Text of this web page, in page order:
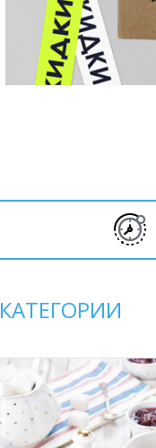
КАТЕГОРИИ